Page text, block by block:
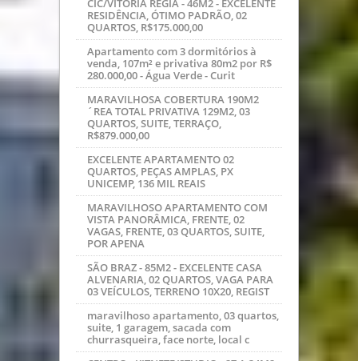
SANTA FELICIDADE - 127M2 - SOBRADO
EM FASE FINAL ACABAMENTO, 03
QUARTOS, SUITE C/HIDRO, SACADA,
R$53
CAMPO COMPRIDO - 217M2 - SOBRADO
NOVO, 3 QUARTOS, SUITE, 2 VAGAS, PX.
AO TERMINAL CAMPO COMPRIDO, R$
PORTÃO - 82M2 - EXCELENTE
APARTAMENTO, NOVO, 02 QUARTOS,
GARAGEM, R$324.900,00
Ótima residência 03 quartos sala, coz,
garagem, lavanderia, edícula com bwc
e depósito,jardim vera c
CENTRO - KITNETE/STUDIO - 27 A 34M2
DE ÁREA PRIVATIVA, SEM USO,
EXCELENTE PADRÃO, ÓTIMO RETORNO ,
FÁ
CIC/VITORIA RÉGIA - 46M2 - EXCELENTE
RESIDÊNCIA, ÓTIMO PADRÃO, 02
QUARTOS, R$175.000,00
Apartamento com 3 dormitórios à
venda, 107m² e privativa 80m2 por R$
280.000,00 - Água Verde - Curit